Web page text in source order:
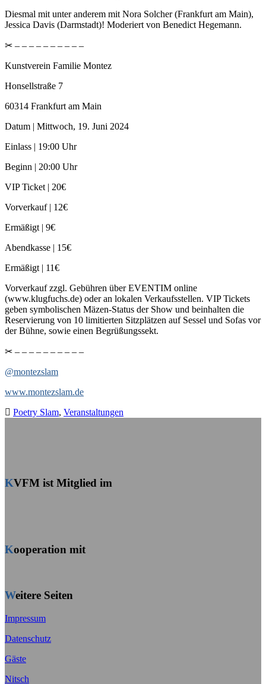
Diesmal mit unter anderem mit Nora Solcher (Frankfurt am Main),
Jessica Davis (Darmstadt)! Moderiert von Benedict Hegemann.
✂︎ – – – – – – – – – –
Kunstverein Familie Montez
Honsellstraße 7
60314 Frankfurt am Main
Datum | Mittwoch, 19. Juni 2024
Einlass | 19:00 Uhr
Beginn | 20:00 Uhr
VIP Ticket | 20€
Vorverkauf | 12€
Ermäßigt | 9€
Abendkasse | 15€
Ermäßigt | 11€
Vorverkauf zzgl. Gebühren über EVENTIM online
(www.klugfuchs.de) oder an lokalen Verkaufsstellen. VIP Tickets
geben symbolischen Mäzen-Status der Show und beinhalten die
Reservierung von 10 limitierten Sitzplätzen auf Sessel und Sofas vor
der Bühne, sowie einen Begrüßungssekt.
✂︎ – – – – – – – – – –
@montezslam
www.montezslam.de
Poetry Slam, Veranstaltungen
KVFM ist Mitglied im
Kooperation mit
Weitere Seiten
Impressum
Datenschutz
Gäste
Nitsch